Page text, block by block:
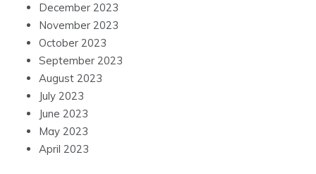
December 2023
November 2023
October 2023
September 2023
August 2023
July 2023
June 2023
May 2023
April 2023